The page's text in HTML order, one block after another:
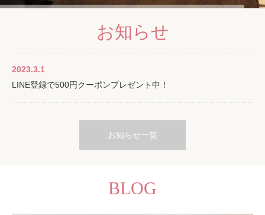
お知らせ
2023.3.1
LINE登録で500円クーポンプレゼント中！
お知らせ一覧
BLOG